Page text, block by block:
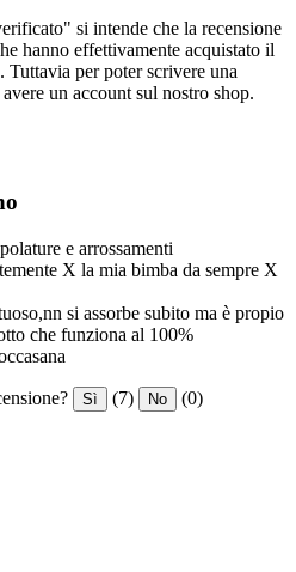
si intende che la recensione
hanno effettivamente acquistato il
Tuttavia per poter scrivere una
un account sul nostro shop.
e arrossamenti
X la mia bimba da sempre X
si assorbe subito ma è propio
che funziona al 100%
Sì (7) No (0)